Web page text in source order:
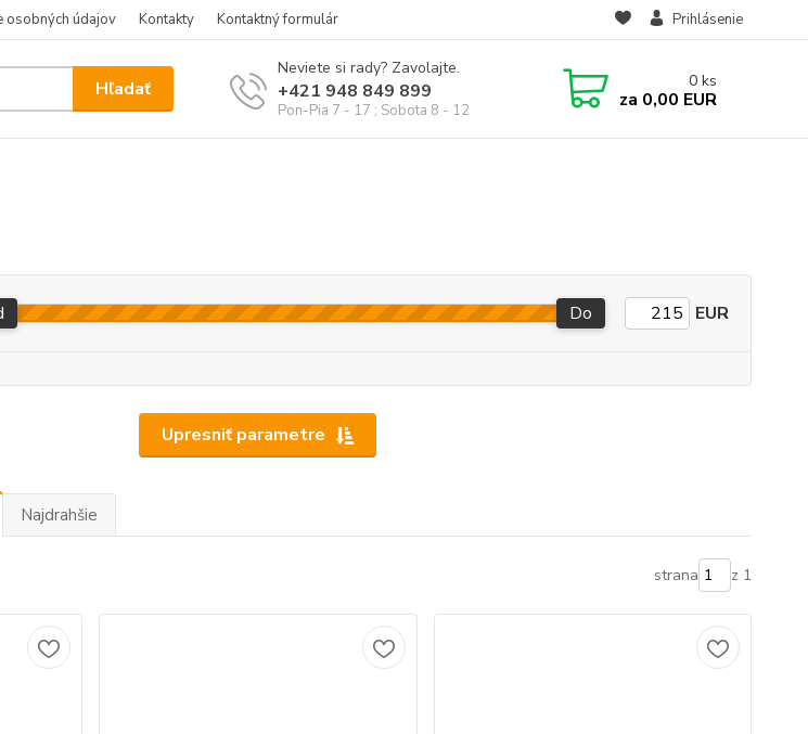
osobných údajov Kontakty Kontaktný formulár Prihlásenie
Hľadať
Neviete si rady? Zavolajte.
+421 948 849 899
Pon-Pia 7 - 17 ; Sobota 8 - 12
0 ks
za 0,00 EUR
Upresniť parametre
Do EUR
Najdrahšie
strana z 1